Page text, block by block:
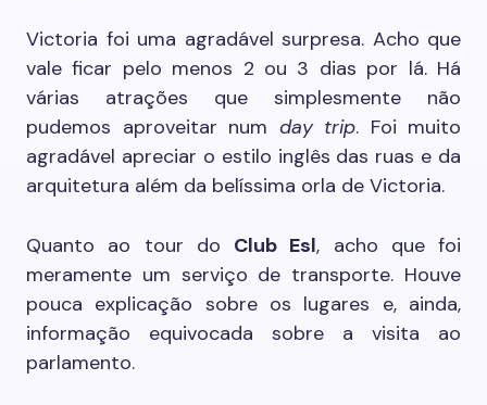
Victoria foi uma agradável surpresa. Acho que
vale ficar pelo menos 2 ou 3 dias por lá. Há
várias atrações que simplesmente não
pudemos aproveitar num day trip. Foi muito
agradável apreciar o estilo inglês das ruas e da
arquitetura além da belíssima orla de Victoria.
Quanto ao tour do Club Esl, acho que foi
meramente um serviço de transporte. Houve
pouca explicação sobre os lugares e, ainda,
informação equivocada sobre a visita ao
parlamento.